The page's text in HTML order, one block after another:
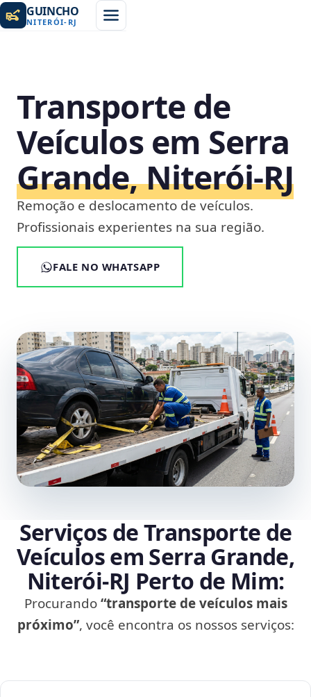
GUINCHO
NITERÓI- RJ
Transporte de
Veículos em Serra
Grande, Niterói‑RJ
Remoção e deslocamento de veículos.
Profissionais experientes na sua região.
FALE NO WHATSAPP
Serviços de Transporte de
Veículos em Serra Grande,
Niterói‑RJ Perto de Mim:
Procurando“transporte de veículos mais
próximo”, você encontra os nossos serviços: